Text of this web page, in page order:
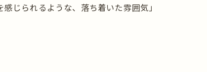
じられるような、落ち着いた雰囲気」